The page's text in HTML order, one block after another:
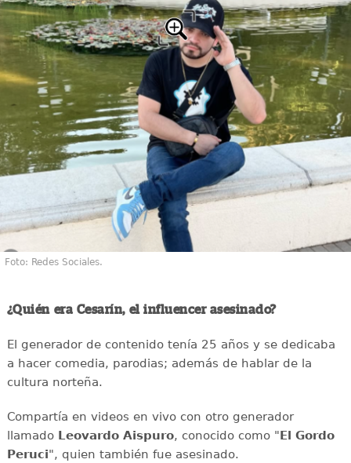
Foto: Redes Sociales.
¿Quién era Cesarín, el influencer asesinado?
El generador de contenido tenía 25 años y se dedicaba
a hacer comedia, parodias; además de hablar de la
cultura norteña.
Compartía en videos en vivo con otro generador
llamadoLeovardo Aispuro, conocido como "El Gordo
Peruci", quien también fue asesinado.